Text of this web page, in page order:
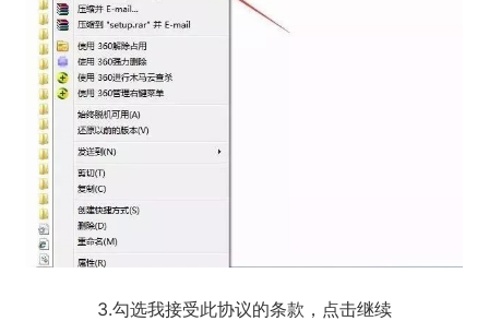
3.勾选我接受此协议的条款，点击继续